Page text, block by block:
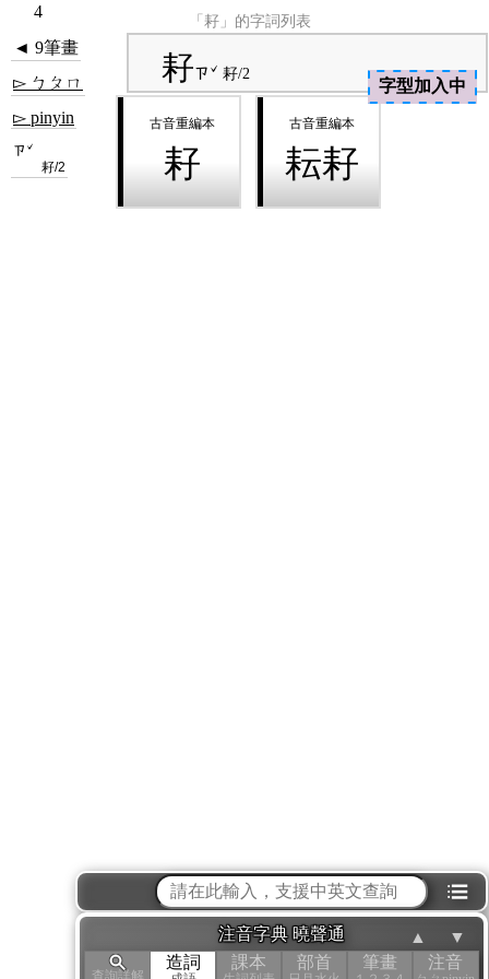
「耔」的字詞列表
◄ 9筆畫
▻ ㄅㄆㄇ
▻ pinyin
ㄗˇ
耔/2
耔ㄗˇ 耔/2
耔 耘耔
⁝☰
注音字典 曉聲通
造詞 課本 部首 筆畫 注音
▲ ▼
4
字型加入中